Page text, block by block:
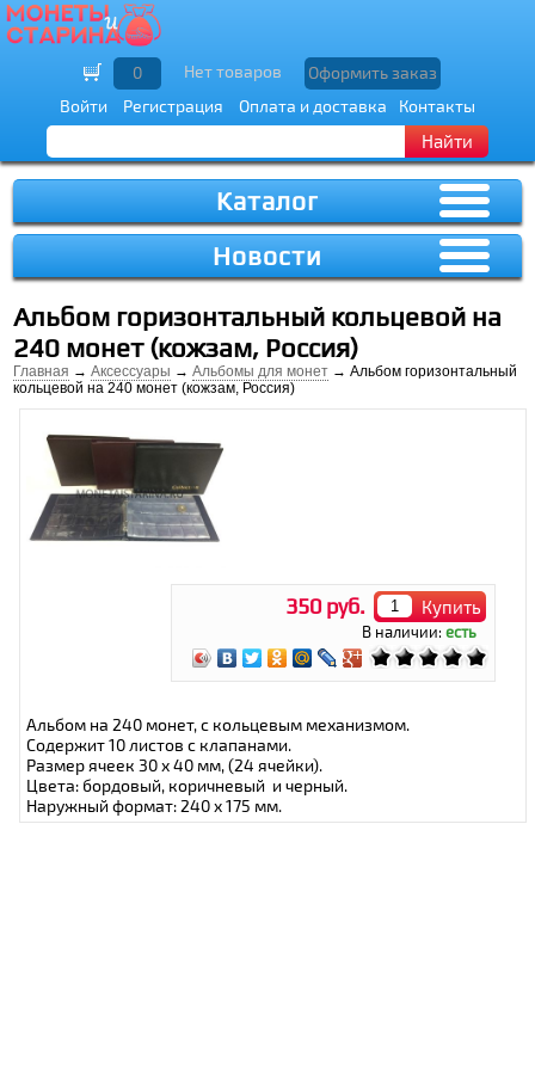
Войти Регистрация Оплата и доставка Контакты
Найти
0 Нет товаров Оформить заказ
Каталог
Новости
Альбом горизонтальный кольцевой на
240 монет (кожзам, Россия)
Главная →Аксессуары →Альбомы для монет → Альбом горизонтальный
кольцевой на 240 монет (кожзам, Россия)
350 руб. Купить
В наличии:есть
Альбом на 240 монет, с кольцевым механизмом.
Содержит 10 листов с клапанами.
Размер ячеек 30 х 40 мм, (24 ячейки).
Цвета: бордовый, коричневый и черный.
Наружный формат: 240 x 175 мм.